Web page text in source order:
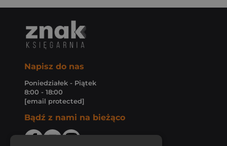
Napisz do nas
Poniedziałek - Piątek
8:00 - 18:00
[email protected]
Bądź z nami na bieżąco